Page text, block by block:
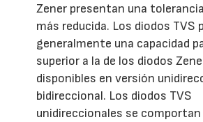
Zener presentan una
más reducida. Los diodos TVS
generalmente una capacidad
superior a la de los diodos
disponibles en versión
bidireccional. Los diodos TVS
unidireccionales se